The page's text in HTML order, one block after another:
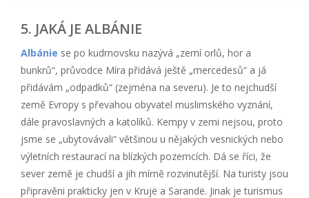
5. JAKÁ JE ALBÁNIE
Albánie se po kudrnovsku nazývá „zemí orlů, hor a
bunkrů“, průvodce Míra přidává ještě „mercedesů“ a já
přidávám „odpadků“ (zejména na severu). Je to nejchudší
země Evropy s převahou obyvatel muslimského vyznání,
dále pravoslavných a katolíků. Kempy v zemi nejsou, proto
jsme se „ubytovávali“ většinou u nějakých vesnických nebo
výletních restaurací na blízkých pozemcích. Dá se říci, že
sever země je chudší a jih mírně rozvinutější. Na turisty jsou
připravěni prakticky jen v Krujë a Sarandë. Jinak je turismus